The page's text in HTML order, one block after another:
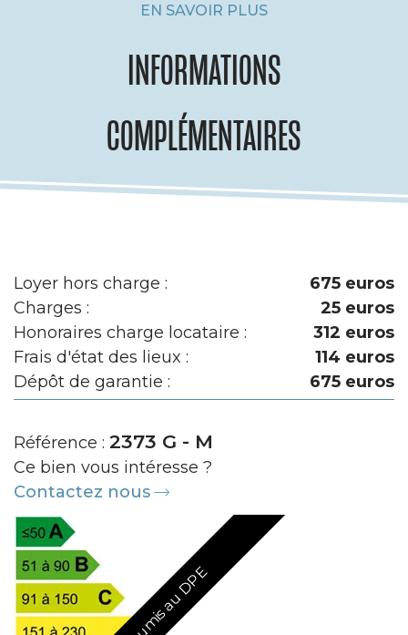
EN SAVOIR PLUS
INFORMATIONS
COMPLÉMENTAIRES
Loyer hors charge :
675 euros
Charges :
25 euros
Honoraires charge locataire :
312 euros
Frais d'état des lieux :
114 euros
Dépôt de garantie :
675 euros
Référence : 2373 G - M
Ce bien vous intéresse ?
Contactez nous